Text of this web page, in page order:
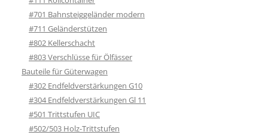
#701 Bahnsteiggeländer modern
#711 Geländerstützen
#802 Kellerschacht
#803 Verschlüsse für Ölfässer
Bauteile für Güterwagen
#302 Endfeldverstärkungen G10
#304 Endfeldverstärkungen Gl 11
#501 Trittstufen UIC
#502/503 Holz-Trittstufen